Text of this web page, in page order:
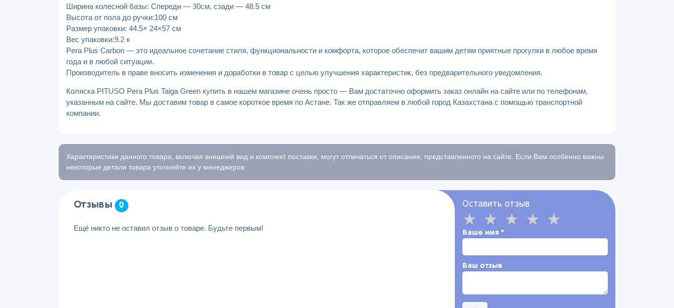
Ширина колесной базы: Спереди — 30см, сзади — 48.5 см
Высота от пола до ручки:100 см
Размер упаковки: 44.5× 24×57 см
Вес упаковки:9.2 к
Pera Plus Carbon — это идеальное сочетание стиля, функциональности и комфорта, которое обеспечит вашим детям приятные прогулки в любое время
года и в любой ситуации.
Производитель в праве вносить изменения и доработки в товар с целью улучшения характеристик, без предварительного уведомления.
Коляска PITUSO Pera Plus Taiga Green купить в нашем магазине очень просто — Вам достаточно оформить заказ онлайн на сайте или по телефонам,
указанным на сайте. Мы доставим товар в самое короткое время по Астане. Так же отправляем в любой город Казахстана с помощью транспортной
компании.
Характеристики данного товара, включая внешний вид и комплект поставки, могут отличаться от описания, представленного на сайте. Если Вам особенно важны
некоторые детали товара уточняйте их у менеджеров.
Отзывы 0
Ещё никто не оставил отзыв о товаре. Будьте первым!
Оставить отзыв
Ваше имя *
Ваш отзыв